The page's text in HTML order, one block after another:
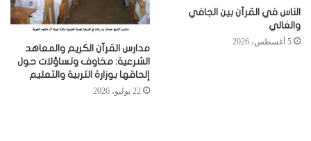
الناس في القرآن بين الجافي
والغالي
5 أغسطس، 2026
مدارس القرآن الكريم والمعاهد
الشرعية: مخاوف وتساؤلات حول
إلحاقها بوزارة التربية والتعليم
22 يوليو، 2026